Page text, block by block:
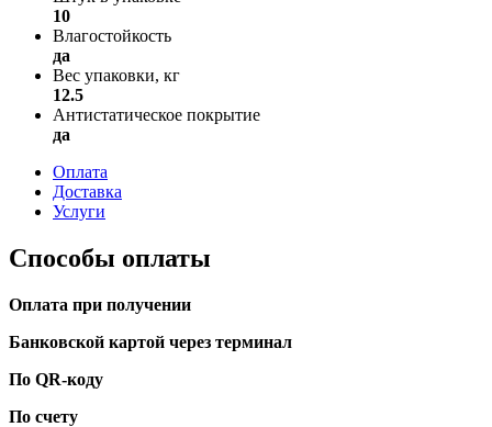
10
Влагостойкость
да
Вес упаковки, кг
12.5
Антистатическое покрытие
да
Оплата
Доставка
Услуги
Способы оплаты
Оплата при получении
Банковской картой через терминал
По QR-коду
По счету